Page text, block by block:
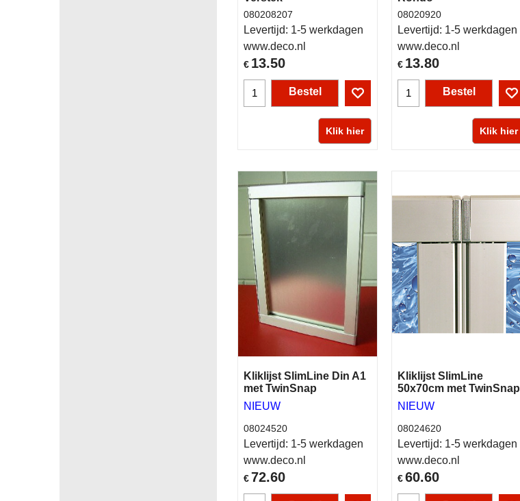
€ 13.50
080208207
Levertijd: 1-5 werkdagen
www.deco.nl
Bestel
Klik hier
€ 13.80
08020920
Levertijd: 1-5 werkdagen
www.deco.nl
Bestel
Klik hier
Kliklijst SlimLine Din A1
met TwinSnap
NIEUW
€72.60
08024520
Levertijd: 1-5 werkdagen
www.deco.nl
Kliklijst SlimLine
50x70cm met TwinSnap
NIEUW
€60.60
08024620
Levertijd: 1-5 werkdagen
www.deco.nl